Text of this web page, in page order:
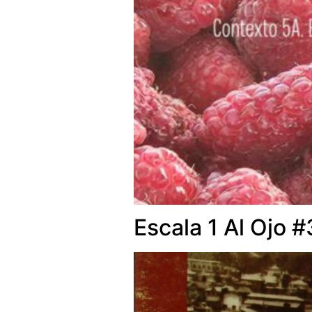
Escala 1 Al Ojo